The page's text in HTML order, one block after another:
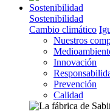
Sostenibilidad
Sostenibilidad
Cambio climático
Nuestros
Innovación
Prevención
Calidad